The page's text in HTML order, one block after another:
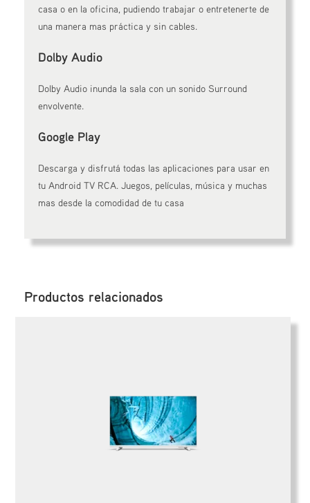
casa o en la oficina, pudiendo trabajar o entretenerte de
una manera mas práctica y sin cables.
Dolby Audio
Dolby Audio inunda la sala con un sonido Surround
envolvente.
Google Play
Descarga y disfrutá todas las aplicaciones para usar en
tu Android TV RCA. Juegos, películas, música y muchas
mas desde la comodidad de tu casa
Productos relacionados